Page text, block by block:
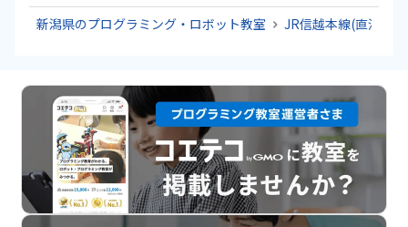
新潟県のプログラミング・ロボット教室
JR信越本線(直江津